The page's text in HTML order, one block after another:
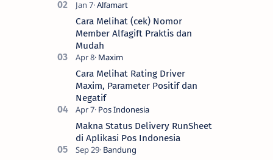
Cara Melihat (cek) Nomor
Member Alfagift Praktis dan
Mudah
Cara Melihat Rating Driver
Maxim, Parameter Positif dan
Negatif
Makna Status Delivery RunSheet
di Aplikasi Pos Indonesia